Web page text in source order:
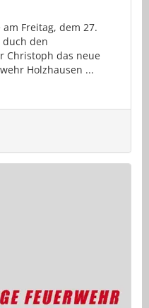
Freitag, dem 27.
duch den
Christoph das neue
Holzhausen ...